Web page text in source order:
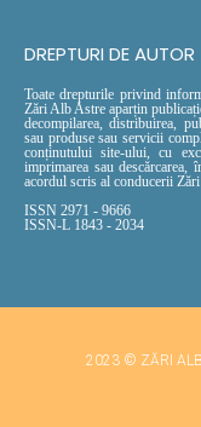
DREPTURI DE AUTOR
Toate drepturile privind
Zări Alb Astre aparțin
decompilarea, distribuirea,
sau produse sau servicii
conținutului site-ului, cu
imprimarea sau
acordul scris al conducerii
ISSN 2971 - 9666
ISSN-L 1843 - 2034
2023 © ZĂRI ALB